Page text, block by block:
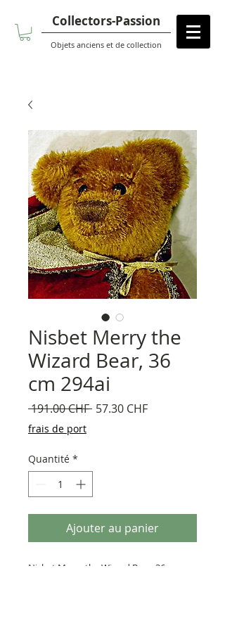
Collectors-Passion
Objets anciens et de collection
Nisbet Merry the
Wizard Bear, 36
cm 294ai
191.00 CHF Prix
57.30 CHFPrix
frais de port
Quantité *
Ajouter au panier
Nisbet Merry the Wizard Bear, 36 cm